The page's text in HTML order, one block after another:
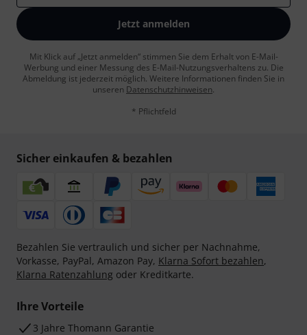
Jetzt anmelden
Mit Klick auf „Jetzt anmelden“ stimmen Sie dem Erhalt von E-Mail-
Werbung und einer Messung des E-Mail-Nutzungsverhaltens zu. Die
Abmeldung ist jederzeit möglich. Weitere Informationen finden Sie in
unseren Datenschutzhinweisen.
* Pflichtfeld
Sicher einkaufen & bezahlen
Bezahlen Sie vertraulich und sicher per Nachnahme,
Vorkasse, PayPal, Amazon Pay, Klarna Sofort bezahlen,
Klarna Ratenzahlung oder Kreditkarte.
Ihre Vorteile
3 Jahre Thomann Garantie